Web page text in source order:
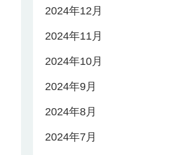
2024年12月
2024年11月
2024年10月
2024年9月
2024年8月
2024年7月